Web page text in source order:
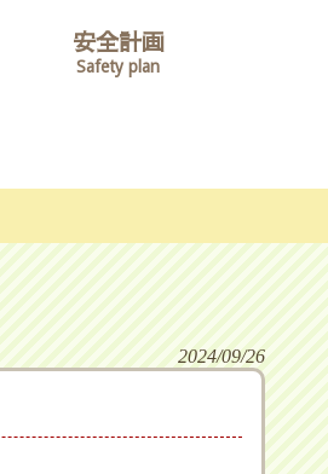
安全計画
Safety plan
2024/09/26